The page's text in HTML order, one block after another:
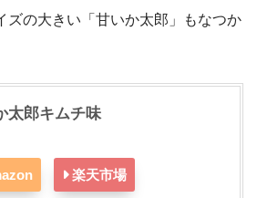
ズの大きい「甘いか太郎」もなつか
太郎キムチ味
楽天市場